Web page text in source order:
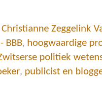
Christianne Zeggelink
BBB, hoogwaardige
politiek
, publicist en